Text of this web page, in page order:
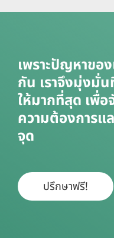
เพราะปัญหาขอ
กัน เราจึงมุ่งมั่
ให้มากที่สุด เพื่
ความต้องการแ
จุด
ปรึกษาฟรี!